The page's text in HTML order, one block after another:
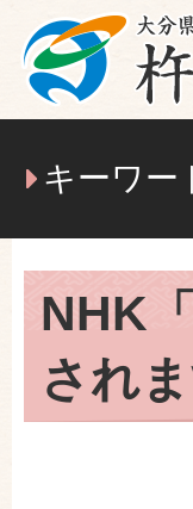
キーワー
NHK
され